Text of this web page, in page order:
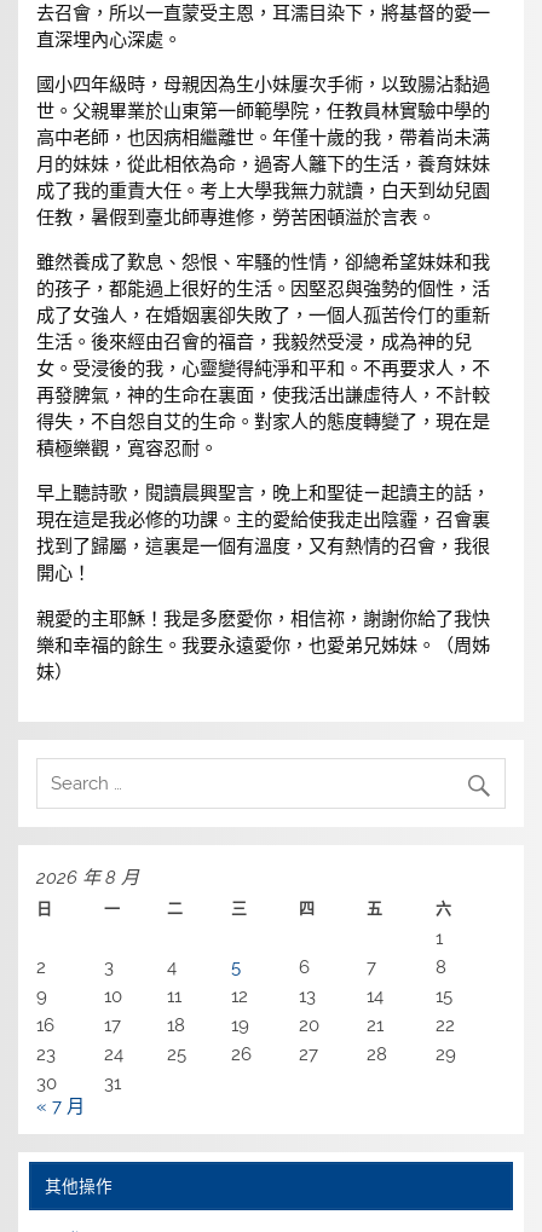
去召會，所以一直蒙受主恩，耳濡目染下，將基督的愛一
直深埋內心深處。
國小四年級時，母親因為生小妹屢次手術，以致腸沾黏過
世。父親畢業於山東第一師範學院，任教員林實驗中學的
高中老師，也因病相繼離世。年僅十歲的我，帶着尚未满
月的妹妹，從此相依為命，過寄人籬下的生活，養育妹妹
成了我的重責大任。考上大學我無力就讀，白天到幼兒園
任教，暑假到臺北師專進修，勞苦困頓溢於言表。
雖然養成了歎息、怨恨、牢騷的性情，卻總希望妹妹和我
的孩子，都能過上很好的生活。因堅忍與強勢的個性，活
成了女強人，在婚姻裏卻失敗了，一個人孤苦伶仃的重新
生活。後來經由召會的福音，我毅然受浸，成為神的兒
女。受浸後的我，心靈變得純淨和平和。不再要求人，不
再發脾氣，神的生命在裏面，使我活出謙虛待人，不計較
得失，不自怨自艾的生命。對家人的態度轉變了，現在是
積極樂觀，寬容忍耐。
早上聽詩歌，閱讀晨興聖言，晚上和聖徒ㄧ起讀主的話，
現在這是我必修的功課。主的愛給使我走出陰霾，召會裏
找到了歸屬，這裏是一個有溫度，又有熱情的召會，我很
開心！
親愛的主耶穌！我是多麽愛你，相信祢，謝謝你給了我快
樂和幸福的餘生。我要永遠愛你，也愛弟兄姊妹。（周姊
妹）
2026 年 8 月
日 一 二 三 四 五 六
1
2
3 4 5 6 7
8
9
10 11 12 13 14
15
16
17 18 19 20 21
22
23
24 25 26 27 28
29
30
31
« 7 月
其他操作